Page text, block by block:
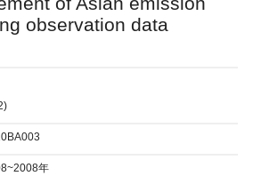
observation data
年